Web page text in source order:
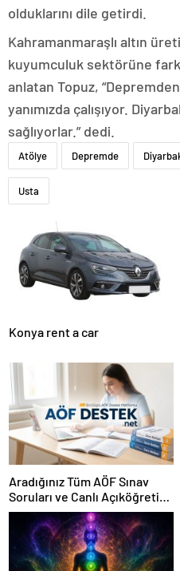
olduklarını dile getirdi.
Kahramanmaraşlı altın
kuyumculuk sektörüne
anlatan Topuz,
yanımızda çalışıyor.
sağlıyorlar.” dedi.
Atölye Depremde
Usta
Konya rent a car
Aradığınız Tüm AÖF Sınav
Soruları ve Canlı Açıköğretim
Forumu Burada